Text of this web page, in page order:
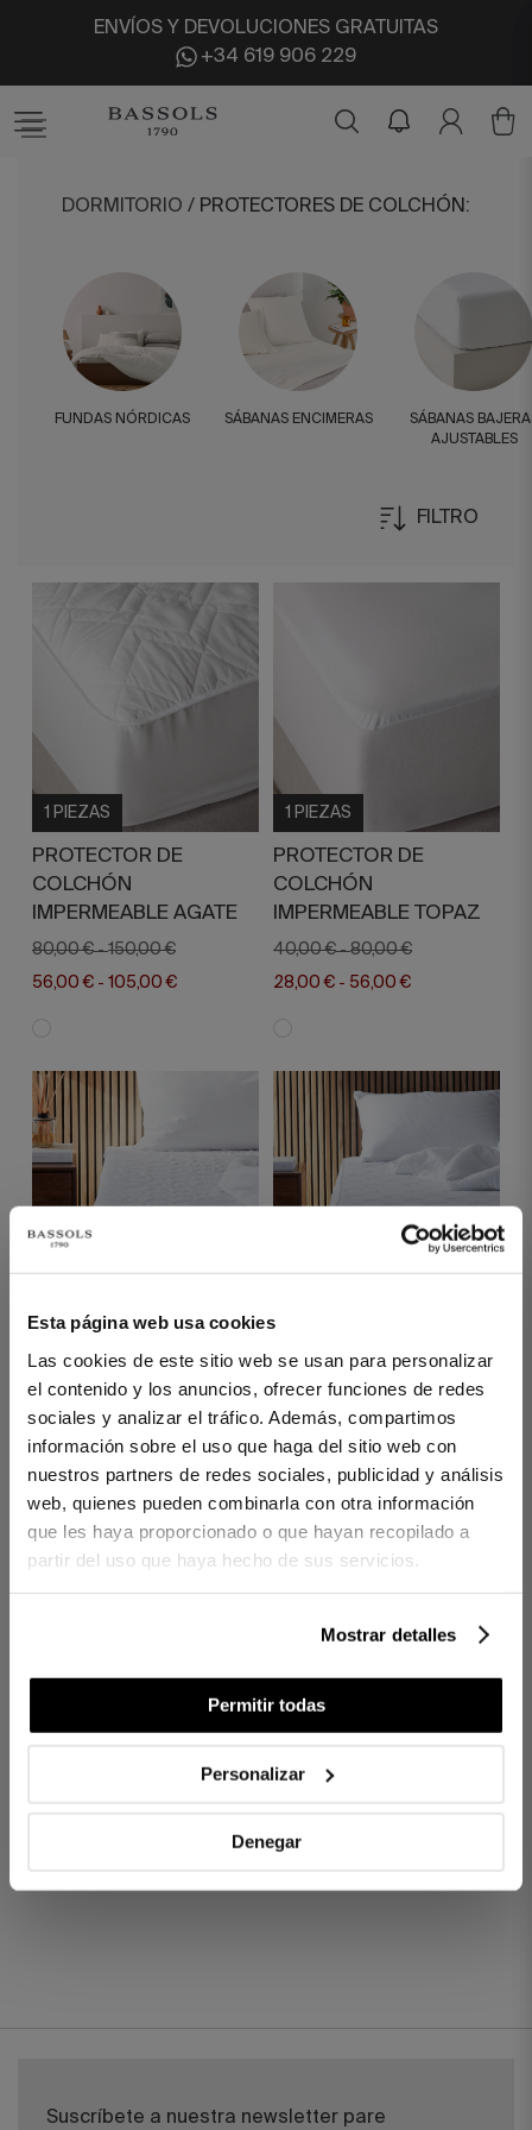
Esta página web usa cookies
Las cookies de este sitio web se usan para personalizar
el contenido y los anuncios, ofrecer funciones de redes
sociales y analizar el tráfico. Además, compartimos
información sobre el uso que haga del sitio web con
nuestros partners de redes sociales, publicidad y análisis
web, quienes pueden combinarla con otra información
que les haya proporcionado o que hayan recopilado a
partir del uso que haya hecho de sus servicios.
Mostrar detalles
Permitir todas
Personalizar
Denegar
ENVÍOS Y DEVOLUCIONES GRATUITAS
+34 619 906 229
DORMITORIO / PROTECTORES DE COLCHÓN :
FUNDAS NÓRDICAS SÁBANAS ENCIMERAS
SÁBANAS
AJUSTABLES
FILTRO
1 PIEZAS
PROTECTOR DE
COLCHÓN
IMPERMEABLE AGATE
80,00 € -150,00 €
56,00 € - 105,00 €
1 PIEZAS
PROTECTOR DE
COLCHÓN
IMPERMEABLE TOPAZ
40,00 € -80,00 €
28,00 € - 56,00 €
REVER IMPERMEABLE
BLANCO
IMPERMEABLE BLANCO
YOU'VE REACHED THE END OF THE ITEM.
MÁS SOBRE PROTECTORES
DE COLCHÓN
Suscríbete a nuestra newsletter pare